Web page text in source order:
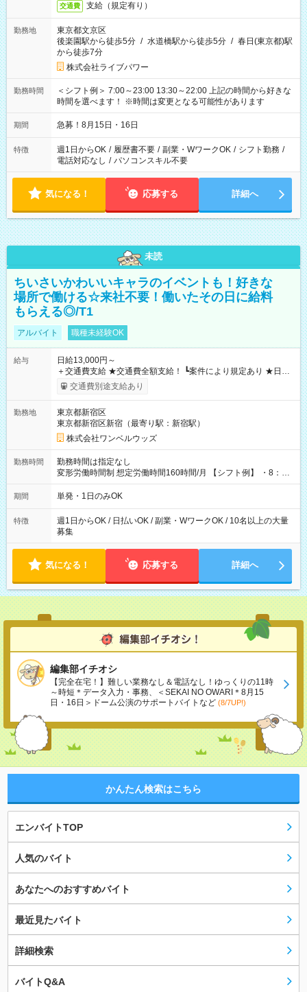
交通費 支給（規定有り）
勤務地
東京都文京区
後楽園駅から徒歩5分 / 水道橋駅から徒歩5分 / 春日(東京都)駅
から徒歩7分
株式会社ライブパワー
勤務時間
＜シフト例＞ 7:00～23:00 13:30～22:00 上記の時間から好きな
時間を選べます！ ※時間は変更となる可能性があります
期間 急募！8月15日・16日
特徴 週1日からOK / 履歴書不要 / 副業・WワークOK / シフト勤務 /
電話対応なし / パソコンスキル不要
気になる！ 応募する 詳細へ
未読
ちいさいかわいいキャラのイベントも！好きな
場所で働ける☆来社不要！働いたその日に給料
もらえる◎/T1
アルバイト 職種未経験OK
給与
日給13,000円～
＋交通費支給 ★交通費全額支給！ ┗案件により規定あり ★日払
いOK！（規定あり） ┗働いたその日に現金GET♪ お仕事後はコ
ンビニATMから 日払い分を引き落とせます！ 【試用期間】試
交通費別途支給あり
勤務地
東京都新宿区
東京都新宿区新宿（最寄り駅：新宿駅）
株式会社ワンベルウッズ
勤務時間
勤務時間は指定なし
変形労働時間制 想定労働時間160時間/月 【シフト例】 ・8：00
～21：00
期間 単発・1日のみOK
特徴
週1日からOK / 日払いOK / 副業・WワークOK / 10名以上の大量
募集
気になる！ 応募する 詳細へ
編集部イチオシ
【完全在宅！】難しい業務なし＆電話なし！ゆっくりの11時
～時短＊データ入力・事務、＜SEKAI NO OWARI＊8月15
日・16日＞ドーム公演のサポートバイトなど (8/7UP!)
かんたん検索はこちら
エンバイトTOP
人気のバイト
あなたへのおすすめバイト
最近見たバイト
詳細検索
バイトQ&A